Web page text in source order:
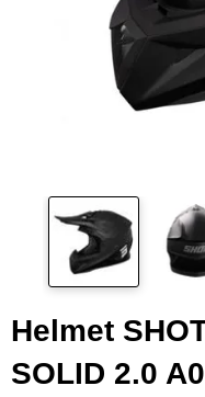
Helmet
SOLID 2.0